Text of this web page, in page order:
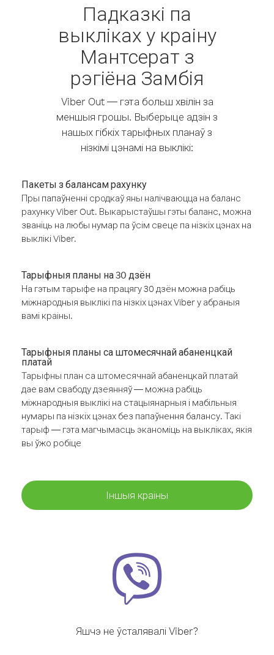
Падказкі па
выкліках у краіну
Мантсерат з
рэгіёна Замбія
Viber Out — гэта больш хвілін за
меншыя грошы. Выберыце адзін з
нашых гібкіх тарыфных планаў з
нізкімі цэнамі на выклікі:
Пакеты з балансам рахунку
Пры папаўненні сродкаў яны налічваюцца на баланс
рахунку Viber Out. Выкарыстаўшы гэты баланс, можна
званіць на любы нумар па ўсім свеце па нізкіх цэнах на
выклікі Viber.
Тарыфныя планы на 30 дзён
На гэтым тарыфе на працягу 30 дзён можна рабіць
міжнародныя выклікі па нізкіх цэнах Viber у абраныя
вамі краіны.
Тарыфныя планы са штомесячнай абаненцкай
платай
Тарыфны план са штомесячнай абаненцкай платай
дае вам свабоду дзеянняў — можна рабіць
міжнародныя выклікі на стацыянарныя і мабільныя
нумары па нізкіх цэнах без папаўнення балансу. Такі
тарыф — гэта магчымасць эканоміць на выкліках, якія
вы ўжо робіце
Іншыя краіны
Яшчэ не ўсталявалі Viber?